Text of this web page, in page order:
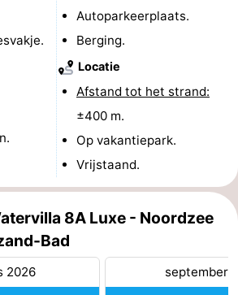
Autoparkeerplaats.
Berging.
Locatie
Afstand tot het strand:
±400 m.
Op vakantiepark.
Vrijstaand.
8A Luxe - Noordzee
Bad
2026 september